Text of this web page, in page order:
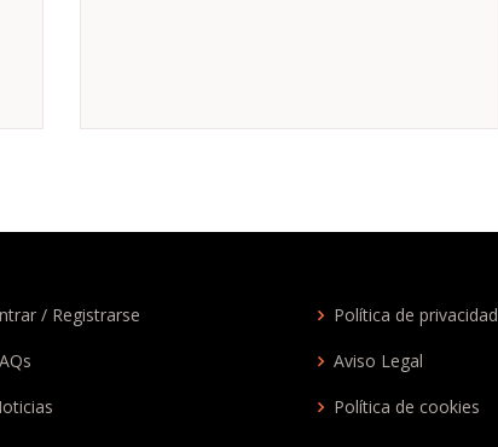
/ Registrarse
Política de privacidad
Aviso Legal
Política de cookies